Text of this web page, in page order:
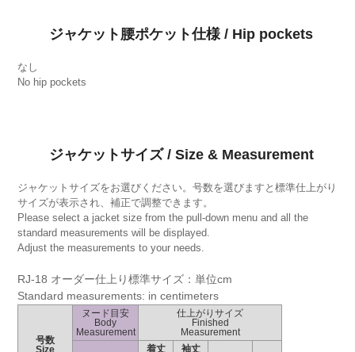
ジャケット腰ポケット仕様 / Hip pockets
なし
No hip pockets
ジャケットサイズ / Size & Measurement
ジャケットサイズをお選びください。号数を選びますと標準仕上がり
サイズが表示され、補正で調整できます。
Please select a jacket size from the pull-down menu and all the
standard measurements will be displayed.
Adjust the measurements to your needs.
RJ-18 オーダー仕上り標準サイズ：単位cm
Standard measurements: in centimeters
号数
Size
ヌード目安
Body
Measurement
仕上がりサイズ
Finished
Measurement
着丈
袖丈